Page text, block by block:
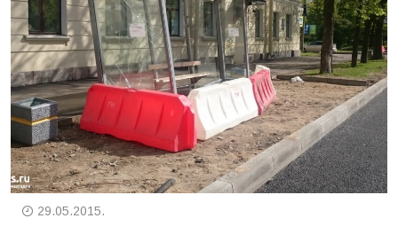
29.05.2015.